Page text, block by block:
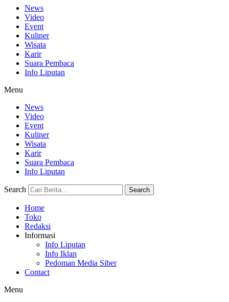
News
Video
Event
Kuliner
Wisata
Karir
Suara Pembaca
Info Liputan
Menu
News
Video
Event
Kuliner
Wisata
Karir
Suara Pembaca
Info Liputan
Search Search
Home
Toko
Redaksi
Informasi
Info Liputan
Info Iklan
Pedoman Media Siber
Contact
Menu